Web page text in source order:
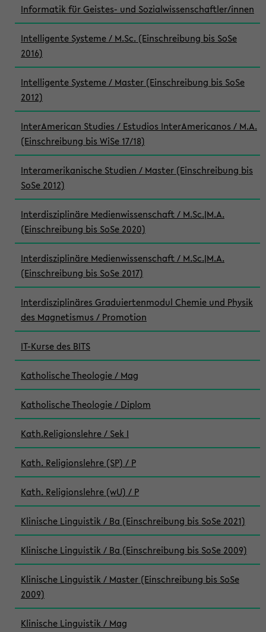
Informatik für Geistes- und Sozialwissenschaftler/innen
Intelligente Systeme / M.Sc. (Einschreibung bis SoSe
2016)
Intelligente Systeme / Master (Einschreibung bis SoSe
2012)
InterAmerican Studies / Estudios InterAmericanos / M.A.
(Einschreibung bis WiSe 17/18)
Interamerikanische Studien / Master (Einschreibung bis
SoSe 2012)
Interdisziplinäre Medienwissenschaft / M.Sc.|M.A.
(Einschreibung bis SoSe 2020)
Interdisziplinäre Medienwissenschaft / M.Sc.|M.A.
(Einschreibung bis SoSe 2017)
Interdisziplinäres Graduiertenmodul Chemie und Physik
des Magnetismus / Promotion
IT-Kurse des BITS
Katholische Theologie / Mag
Katholische Theologie / Diplom
Kath.Religionslehre / Sek I
Kath. Religionslehre (SP) / P
Kath. Religionslehre (wU) / P
Klinische Linguistik / Ba (Einschreibung bis SoSe 2021)
Klinische Linguistik / Ba (Einschreibung bis SoSe 2009)
Klinische Linguistik / Master (Einschreibung bis SoSe
2009)
Klinische Linguistik / Mag